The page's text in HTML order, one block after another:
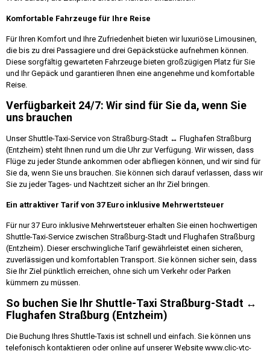
Komfortable Fahrzeuge für Ihre Reise
Für Ihren Komfort und Ihre Zufriedenheit bieten wir luxuriöse Limousinen,
die bis zu drei Passagiere und drei Gepäckstücke aufnehmen können.
Diese sorgfältig gewarteten Fahrzeuge bieten großzügigen Platz für Sie
und Ihr Gepäck und garantieren Ihnen eine angenehme und komfortable
Reise.
Verfügbarkeit 24/7: Wir sind für Sie da, wenn Sie
uns brauchen
Unser Shuttle-Taxi-Service von Straßburg-Stadt ↔ Flughafen Straßburg
(Entzheim) steht Ihnen rund um die Uhr zur Verfügung. Wir wissen, dass
Flüge zu jeder Stunde ankommen oder abfliegen können, und wir sind für
Sie da, wenn Sie uns brauchen. Sie können sich darauf verlassen, dass wir
Sie zu jeder Tages- und Nachtzeit sicher an Ihr Ziel bringen.
Ein attraktiver Tarif von 37 Euro inklusive Mehrwertsteuer
Für nur 37 Euro inklusive Mehrwertsteuer erhalten Sie einen hochwertigen
Shuttle-Taxi-Service zwischen Straßburg-Stadt und Flughafen Straßburg
(Entzheim). Dieser erschwingliche Tarif gewährleistet einen sicheren,
zuverlässigen und komfortablen Transport. Sie können sicher sein, dass
Sie Ihr Ziel pünktlich erreichen, ohne sich um Verkehr oder Parken
kümmern zu müssen.
So buchen Sie Ihr Shuttle-Taxi Straßburg-Stadt ↔
Flughafen Straßburg (Entzheim)
Die Buchung Ihres Shuttle-Taxis ist schnell und einfach. Sie können uns
telefonisch kontaktieren oder online auf unserer Website www.clic-vtc-